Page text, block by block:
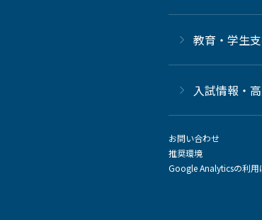
教育・学生
⼊試情報・
お問い合わせ
推奨環境
Google Analyticsの利用